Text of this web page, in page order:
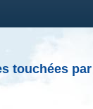
touchées